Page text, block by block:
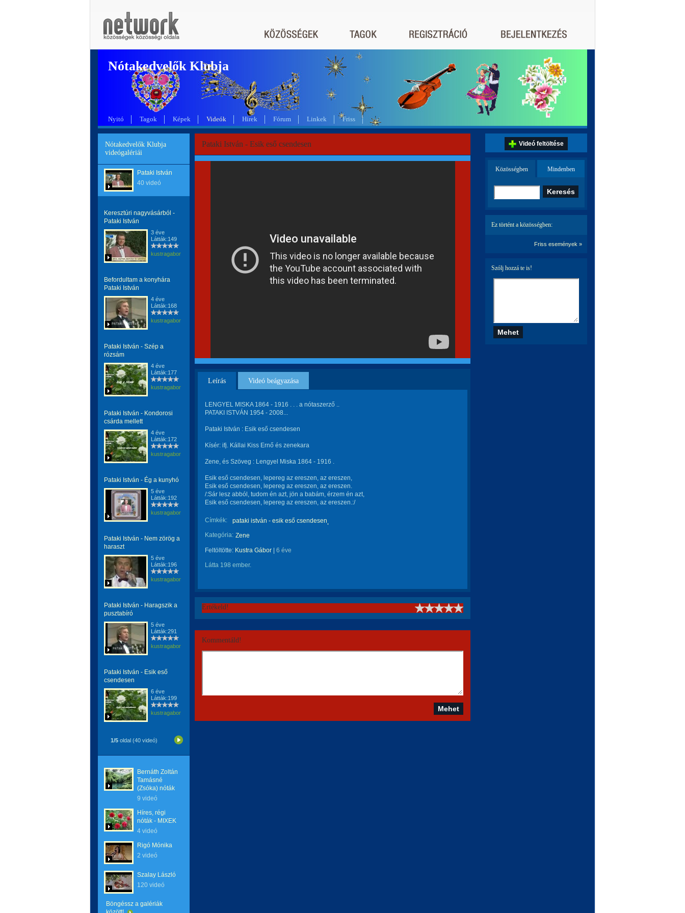
Nótakedvelők Klubja
Nyitó Tagok Képek Videók Hírek Fórum Linkek Friss
Nótakedvelők Klubja
videógalériái
Pataki István
40 videó
Keresztúri nagyvásárból -
Pataki István
3 éve
Látták:149
kustragabor
Befordultam a konyhára
Pataki István
4 éve
Látták:168
kustragabor
Pataki István - Szép a
rózsám
4 éve
Látták:177
kustragabor
Pataki István - Kondorosi
csárda mellett
4 éve
Látták:172
kustragabor
Pataki István - Ég a kunyhó
5 éve
Látták:192
kustragabor
Pataki István - Nem zörög a
haraszt
5 éve
Látták:196
kustragabor
Pataki István - Haragszik a
pusztabíró
5 éve
Látták:291
kustragabor
Pataki István - Esik eső
csendesen
6 éve
Látták:199
kustragabor
1/5 oldal (40 videó)
Bernáth Zoltán
Tamásné
(Zsóka) nóták
9 videó
Híres, régi
nóták - MIXEK
4 videó
Rigó Mónika
2 videó
Szalay László
120 videó
Böngéssz a galériák
Pataki István - Esik eső csendesen
Leírás Videó beágyazása
LENGYEL MISKA 1864 - 1916 . . . a nótaszerző ..
PATAKI ISTVÁN 1954 - 2008...
Pataki István : Esik eső csendesen
Kísér: ifj. Kállai Kiss Ernő és zenekara
Zene, és Szöveg : Lengyel Miska 1864 - 1916 .
Esik eső csendesen, lepereg az ereszen, az ereszen,
Esik eső csendesen, lepereg az ereszen, az ereszen.
/:Sár lesz abból, tudom én azt, jön a babám, érzem én azt,
Esik eső csendesen, lepereg az ereszen, az ereszen.:/
Címkék:
pataki istván - esik eső csendesen
Kategória: Zene
Feltöltötte: Kustra Gábor 6 éve
Látta 198 ember.
Értékeld!
Kommentáld!
Videó feltöltése
Közösségben Mindenben
Ez történt a közösségben:
Friss események »
Szólj hozzá te is!